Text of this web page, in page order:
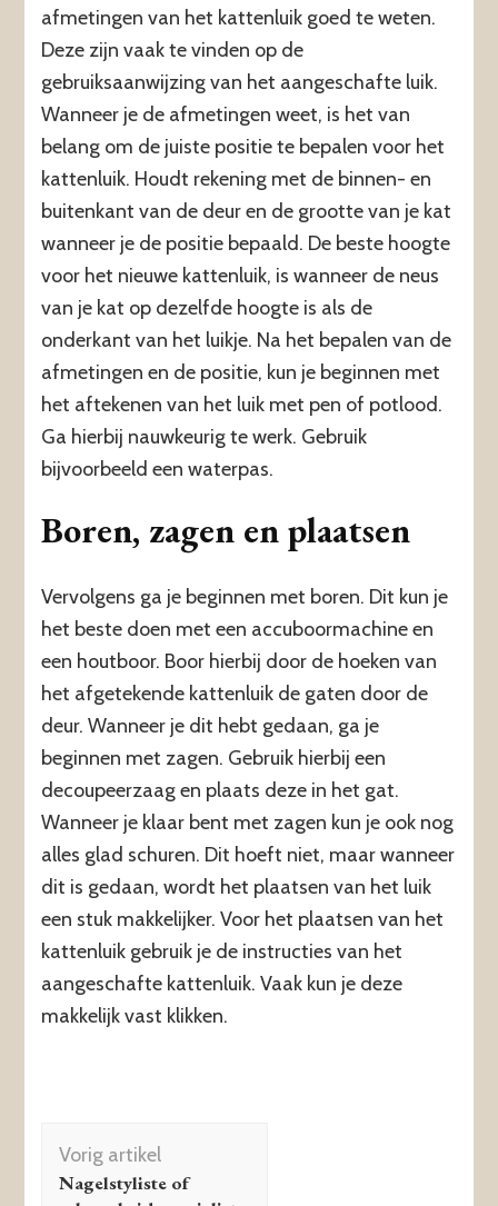
afmetingen van het kattenluik goed te weten.
Deze zijn vaak te vinden op de
gebruiksaanwijzing van het aangeschafte luik.
Wanneer je de afmetingen weet, is het van
belang om de juiste positie te bepalen voor het
kattenluik. Houdt rekening met de binnen- en
buitenkant van de deur en de grootte van je kat
wanneer je de positie bepaald. De beste hoogte
voor het nieuwe kattenluik, is wanneer de neus
van je kat op dezelfde hoogte is als de
onderkant van het luikje. Na het bepalen van de
afmetingen en de positie, kun je beginnen met
het aftekenen van het luik met pen of potlood.
Ga hierbij nauwkeurig te werk. Gebruik
bijvoorbeeld een waterpas.
Boren, zagen en plaatsen
Vervolgens ga je beginnen met boren. Dit kun je
het beste doen met een accuboormachine en
een houtboor. Boor hierbij door de hoeken van
het afgetekende kattenluik de gaten door de
deur. Wanneer je dit hebt gedaan, ga je
beginnen met zagen. Gebruik hierbij een
decoupeerzaag en plaats deze in het gat.
Wanneer je klaar bent met zagen kun je ook nog
alles glad schuren. Dit hoeft niet, maar wanneer
dit is gedaan, wordt het plaatsen van het luik
een stuk makkelijker. Voor het plaatsen van het
kattenluik gebruik je de instructies van het
aangeschafte kattenluik. Vaak kun je deze
makkelijk vast klikken.
Berichtnavigatie
Vorig artikel
Nagelstyliste of